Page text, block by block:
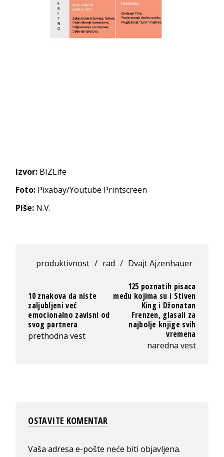
Izvor: BIZLife
Foto: Pixabay/Youtube Printscreen
Piše: N.V.
produktivnost / rad / Dvajt Ajzenhauer
10 znakova da niste
zaljubljeni već
emocionalno zavisni od
svog partnera
prethodna vest
125 poznatih pisaca
među kojima su i Stiven
King i Džonatan
Frenzen, glasali za
najbolje knjige svih
vremena
naredna vest
OSTAVITE KOMENTAR
Vaša adresa e-pošte neće biti objavljena.